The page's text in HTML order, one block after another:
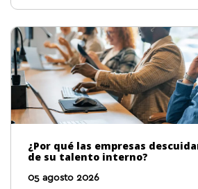
¿Por qué las empresas
de su talento interno?
05 agosto 2026